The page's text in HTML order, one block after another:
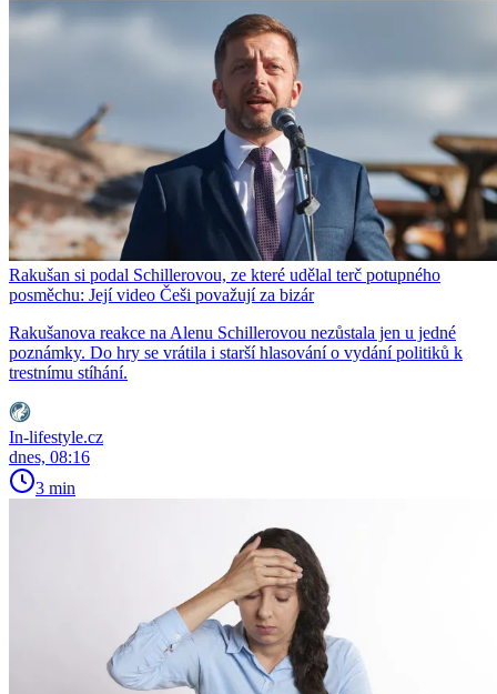
Rakušan si podal Schillerovou, ze které udělal terč potupného
posměchu: Její video Češi považují za bizár
Rakušanova reakce na Alenu Schillerovou nezůstala jen u jedné
poznámky. Do hry se vrátila i starší hlasování o vydání politiků k
trestnímu stíhání.
In-lifestyle.cz
dnes, 08:16
3 min